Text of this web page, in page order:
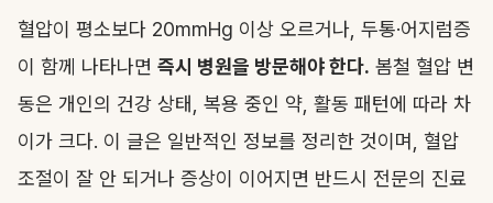
혈압이 평소보다 20mmHg 이상 오르거나, 두통·어지럼증
이 함께 나타나면 즉시 병원을 방문해야 한다. 봄철 혈압 변
동은 개인의 건강 상태, 복용 중인 약, 활동 패턴에 따라 차
이가 크다. 이 글은 일반적인 정보를 정리한 것이며, 혈압
조절이 잘 안 되거나 증상이 이어지면 반드시 전문의 진료